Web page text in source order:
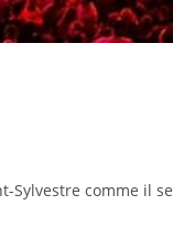
Sylvestre comme il